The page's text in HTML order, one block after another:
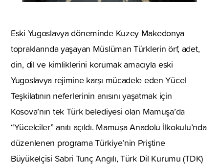
Eski Yugoslavya döneminde Kuzey Makedonya
topraklarında yaşayan Müslüman Türklerin örf, adet,
din, dil ve kimliklerini korumak amacıyla eski
Yugoslavya rejimine karşı mücadele eden Yücel
Teşkilatının neferlerinin anısını yaşatmak için
Kosova’nın tek Türk belediyesi olan Mamuşa’da
“Yücelciler” anıtı açıldı. Mamuşa Anadolu İlkokulu’nda
düzenlenen programa Türkiye’nin Priştine
Büyükelçisi Sabri Tunç Angılı, Türk Dil Kurumu (TDK)